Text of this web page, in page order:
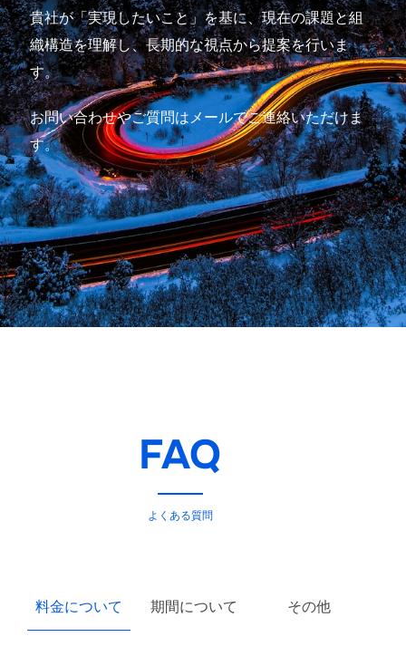
貴社が「実現したいこと」を基に、現在の課題と組
織構造を理解し、長期的な視点から提案を行いま
す。
お問い合わせやご質問はメールでご連絡いただけま
す。
FAQ
よくある質問
料金について 期間について その他